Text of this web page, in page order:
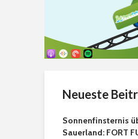
Neueste
Sonnenfinsternis
Sauerland: FORT